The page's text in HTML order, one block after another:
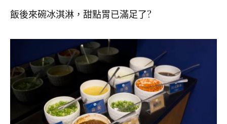
飯後來碗冰淇淋，甜點胃已滿足了?